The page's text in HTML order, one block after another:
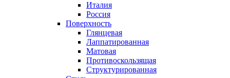
Италия
Россия
Поверхность
Глянцевая
Лаппатированная
Матовая
Противоскользящая
Структурированная